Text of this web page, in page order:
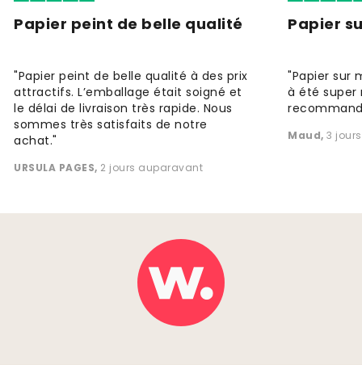
Papier peint de belle qualité
"Papier peint de belle qualité à des prix
attractifs. L’emballage était soigné et
le délai de livraison très rapide. Nous
sommes très satisfaits de notre
achat."
URSULA PAGES, 2 jours auparavant
Papier
"Papier sur
à été super
Maud, 3